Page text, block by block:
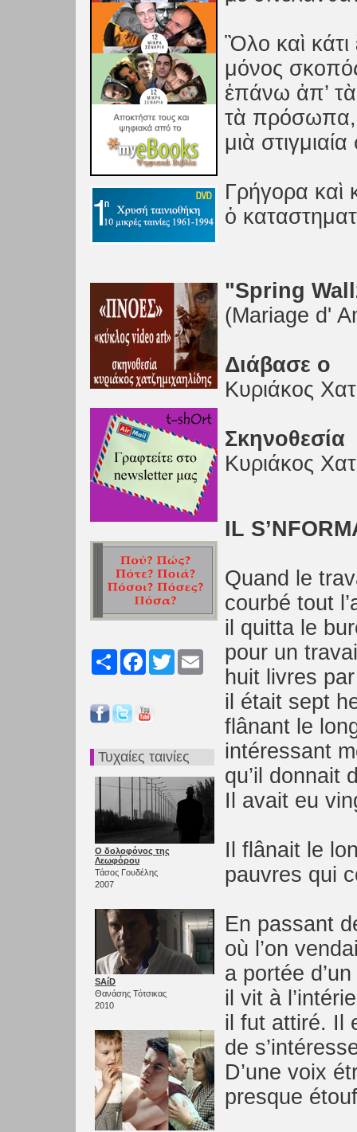
Share FacebookTwitter
Τυχαίες ταινίες
Ο δολοφόνος της
Λεωφόρου
Τάσος Γουδέλης
2007
SAíD
Θανάσης Τότσικας
2010
Ὃλο καὶ
μόνος
ἐπάνω ἀπ’
τὰ πρόσωπα,
μιὰ
Γρήγορα καὶ
ὁ
"Spring
(Mariage d'
Διάβασε ο
Κυριάκος
Σκηνοθεσία
Κυριάκος
IL
Quand le
courbé tout
il quitta le
pour un
huit livres
il était sept
flânant le
intéressant
qu’il donnait
Il avait eu
Il flânait le
pauvres qui
En passant
où l’on
a portée
il vit à
il fut attiré. Il
de
D’une voix
presque